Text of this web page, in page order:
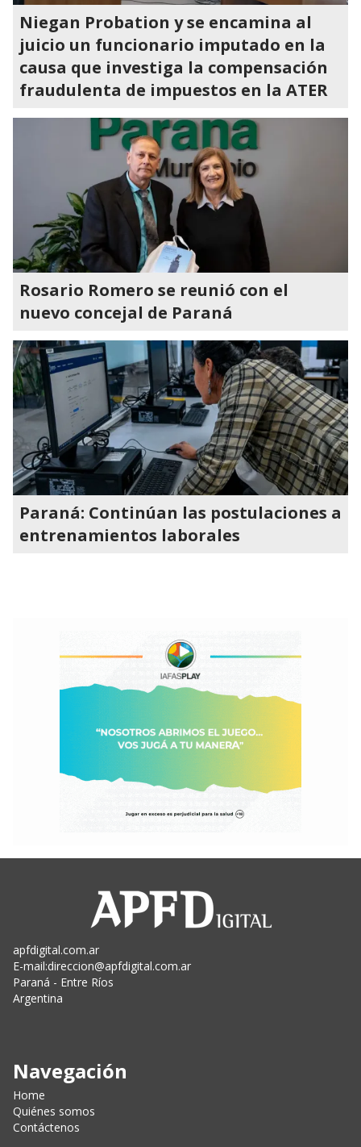
Niegan Probation y se encamina al
juicio un funcionario imputado en la
causa que investiga la compensación
fraudulenta de impuestos en la ATER
Rosario Romero se reunió con el
nuevo concejal de Paraná
Paraná: Continúan las postulaciones a
entrenamientos laborales
apfdigital.com.ar
E-mail:direccion@apfdigital.com.ar
Paraná - Entre Ríos
Argentina
Navegación
Home
Quiénes somos
Contáctenos